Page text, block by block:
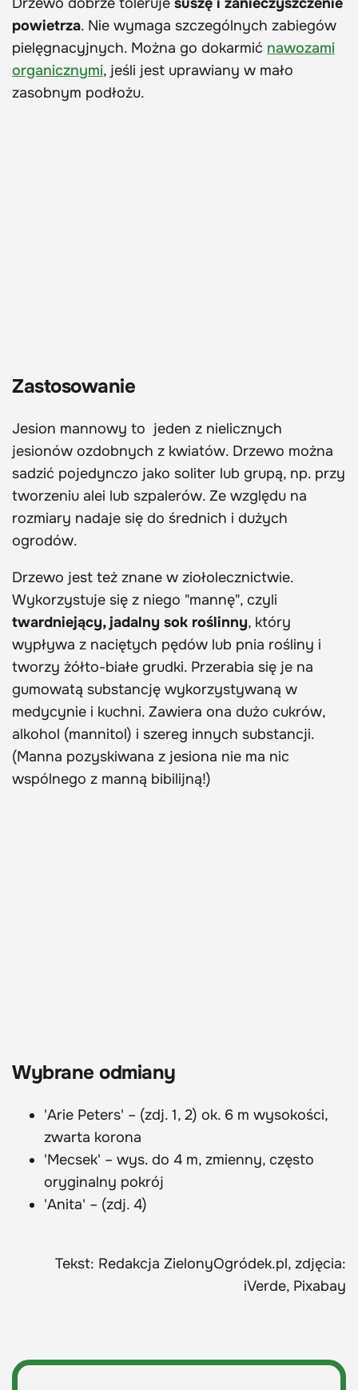
powietrza. Nie wymaga szczególnych zabiegów
pielęgnacyjnych. Można go dokarmić nawozami
organicznymi, jeśli jest uprawiany w mało
zasobnym podłożu.
Zastosowanie
Jesion mannowy to jeden z nielicznych
jesionów ozdobnych z kwiatów. Drzewo można
sadzić pojedynczo jako soliter lub grupą, np. przy
tworzeniu alei lub szpalerów. Ze względu na
rozmiary nadaje się do średnich i dużych
ogrodów.
Drzewo jest też znane w ziołolecznictwie.
Wykorzystuje się z niego "mannę", czyli
twardniejący, jadalny sok roślinny, który
wypływa z naciętych pędów lub pnia rośliny i
tworzy żółto-białe grudki. Przerabia się je na
gumowatą substancję wykorzystywaną w
medycynie i kuchni. Zawiera ona dużo cukrów,
alkohol (mannitol) i szereg innych substancji.
(Manna pozyskiwana z jesiona nie ma nic
wspólnego z manną bibilijną!)
Wybrane odmiany
'Arie Peters' – (zdj. 1, 2) ok. 6 m wysokości,
zwarta korona
'Mecsek' – wys. do 4 m, zmienny, często
oryginalny pokrój
'Anita' – (zdj. 4)
Tekst: Redakcja ZielonyOgródek.pl, zdjęcia:
iVerde, Pixabay